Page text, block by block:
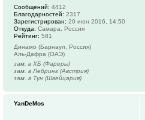
Сообщений: 4412
Благодарностей: 2317
Зарегистрирован: 20 июн 2016, 14:50
Откуда: Самара, Россия
Рейтинг: 581
Динамо (Барнаул, Россия)
Аль-Дафра (ОАЭ)
зам. в ХБ (Фареры)
зам. в Лебринг (Австрия)
зам. в Тун (Швейцария)
YanDeMos